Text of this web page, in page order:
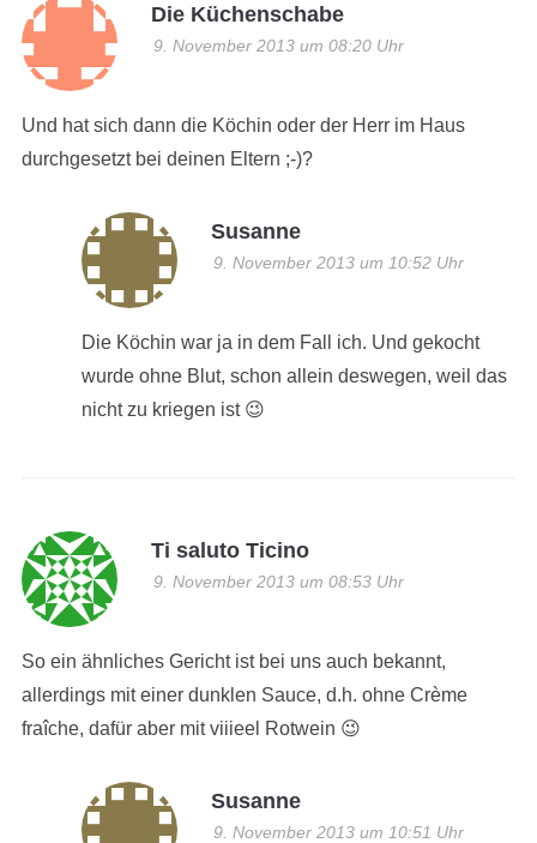
Die Küchenschabe
9. November 2013 um 08:20 Uhr
Und hat sich dann die Köchin oder der Herr im Haus
durchgesetzt bei deinen Eltern ;-)?
Susanne
9. November 2013 um 10:52 Uhr
Die Köchin war ja in dem Fall ich. Und gekocht
wurde ohne Blut, schon allein deswegen, weil das
nicht zu kriegen ist 😉
Ti saluto Ticino
9. November 2013 um 08:53 Uhr
So ein ähnliches Gericht ist bei uns auch bekannt,
allerdings mit einer dunklen Sauce, d.h. ohne Crème
fraîche, dafür aber mit viiieel Rotwein 😉
Susanne
9. November 2013 um 10:51 Uhr